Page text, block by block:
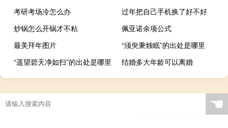
考研考场冷怎么办
过年把自己手机换了好不好
炒锅怎么开锅才不粘
佩亚诺余项公式
最美拜年图片
“须臾秉烛眠”的出处是哪里
“遥望碧天净如扫”的出处是哪里
结婚多大年龄可以离婚
☚